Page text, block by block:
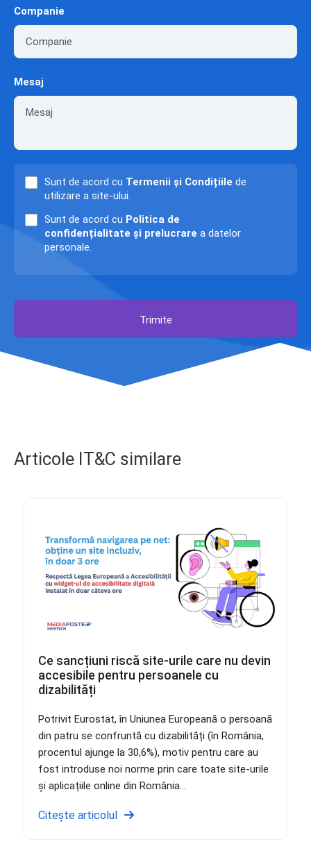
Companie
Mesaj
Sunt de acord cu Termenii și Condițiile de
utilizare a site-ului.
Sunt de acord cu Politica de
confidențialitate și prelucrare a datelor
personale.
Trimite
Articole IT&C similare
Ce sancțiuni riscă site-urile care nu devin
accesibile pentru persoanele cu
dizabilități
Potrivit Eurostat, în Uniunea Europeană o persoană
din patru se confruntă cu dizabilități (în România,
procentul ajunge la 30,6%), motiv pentru care au
fost introduse noi norme prin care toate site-urile
și aplicațiile online din România...
Citește articolul